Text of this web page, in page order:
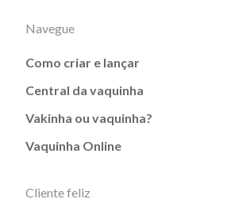
Navegue
Como criar e lançar
Central da vaquinha
Vakinha ou vaquinha?
Vaquinha Online
Cliente feliz